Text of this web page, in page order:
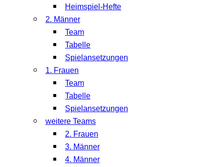
Heimspiel-Hefte
2. Männer
Team
Tabelle
Spielansetzungen
1. Frauen
Team
Tabelle
Spielansetzungen
weitere Teams
2. Frauen
3. Männer
4. Männer